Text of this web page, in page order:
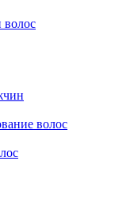
волос
волос